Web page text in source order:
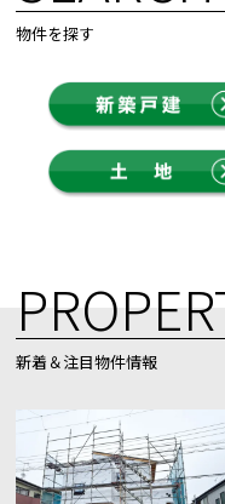
物件を探す
新着＆注目物件情報